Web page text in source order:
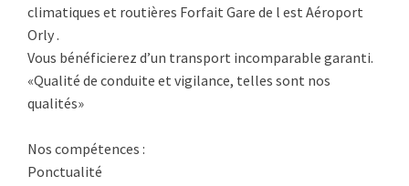
climatiques et routières Forfait Gare de l est Aéroport
Orly .
Vous bénéficierez d’un transport incomparable garanti.
«Qualité de conduite et vigilance, telles sont nos
qualités»
Nos compétences :
Ponctualité